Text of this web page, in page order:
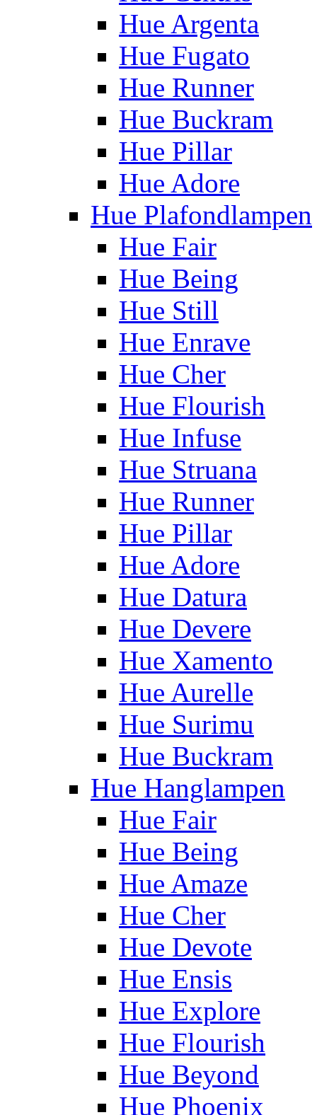
Hue Argenta
Hue Fugato
Hue Runner
Hue Buckram
Hue Pillar
Hue Adore
Hue Plafondlampen
Hue Fair
Hue Being
Hue Still
Hue Enrave
Hue Cher
Hue Flourish
Hue Infuse
Hue Struana
Hue Runner
Hue Pillar
Hue Adore
Hue Datura
Hue Devere
Hue Xamento
Hue Aurelle
Hue Surimu
Hue Buckram
Hue Hanglampen
Hue Fair
Hue Being
Hue Amaze
Hue Cher
Hue Devote
Hue Ensis
Hue Explore
Hue Flourish
Hue Beyond
Hue Phoenix